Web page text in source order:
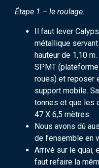
Étape 1 – le roulage:
Il faut lever
métallique
hauteur de 1,10
SPMT
roues) et reposer
support mobile.
tonnes et que les
47 X 6,5 mètres.
Nous avons dû
de l’ensemble en
Arrivé sur le quai,
faut refaire la